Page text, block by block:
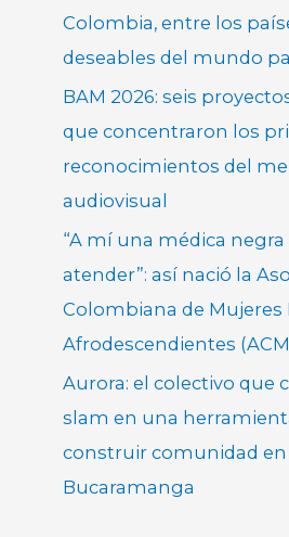
Colombia, entre los
deseables del mundo
BAM 2026: seis
que concentraron los
reconocimientos del
audiovisual
“A mí una médica negra
atender”: así nació la
Colombiana de Mujeres
Afrodescendientes
Aurora: el colectivo que
slam en una
construir comunidad en
Bucaramanga